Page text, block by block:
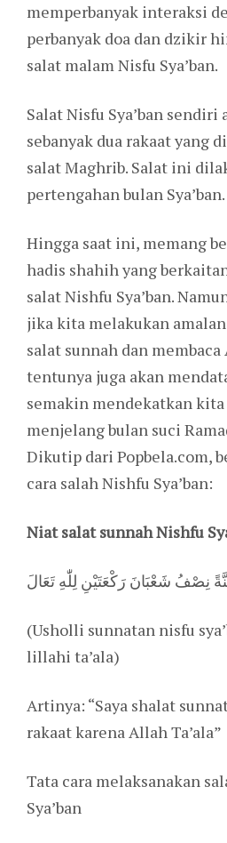
memperbanyak interaksi
perbanyak doa dan dzikir
salat malam Nisfu Sya’ban.
Salat Nisfu Sya’ban sendiri
sebanyak dua rakaat yang
salat Maghrib. Salat ini
pertengahan bulan Sya’ban.
Hingga saat ini, memang
hadis shahih yang
salat Nishfu Sya’ban.
jika kita melakukan
salat sunnah dan
tentunya juga akan
semakin mendekatkan kita
menjelang bulan suci
Dikutip dari Popbela.com,
cara salah Nishfu Sya’ban:
Niat salat sunnah Nishfu
نِصْفُ شَعْبَانَ رَكْعَتَيْنِ لِلّٰهِ تَعَالَ
(Usholli sunnatan nisfu
lillahi ta’ala)
Artinya: “Saya shalat
rakaat karena Allah Ta’ala”
Tata cara melaksanakan
Sya’ban